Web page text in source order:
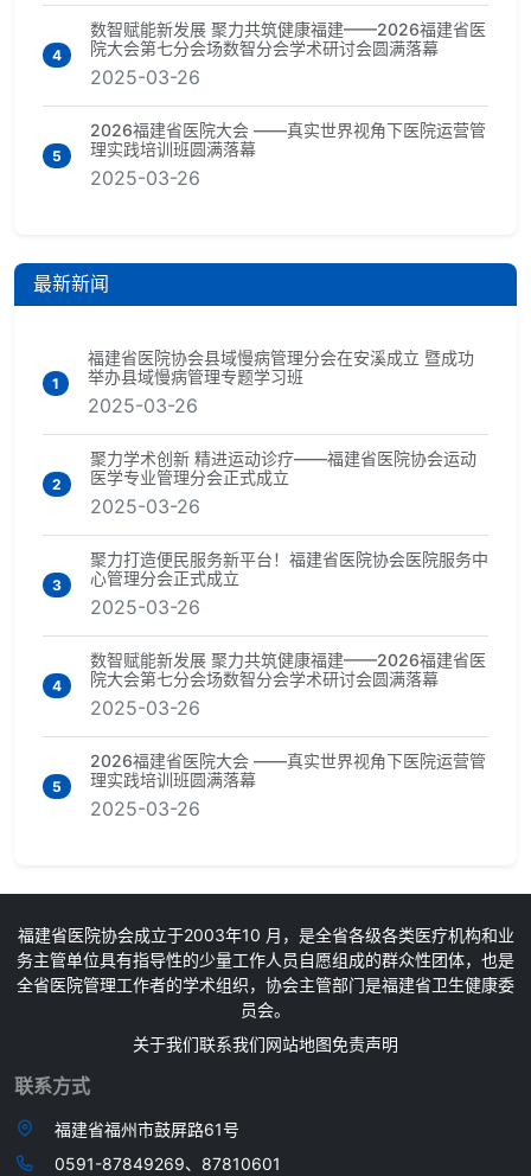
4
数智赋能新发展 聚力共筑健康福建——2026福建省医
院大会第七分会场数智分会学术研讨会圆满落幕
2025-03-26
5
2026福建省医院大会 ——真实世界视角下医院运营管
理实践培训班圆满落幕
2025-03-26
最新新闻
1
福建省医院协会县域慢病管理分会在安溪成立 暨成功
举办县域慢病管理专题学习班
2025-03-26
2
聚力学术创新 精进运动诊疗——福建省医院协会运动
医学专业管理分会正式成立
2025-03-26
3
聚力打造便民服务新平台！福建省医院协会医院服务中
心管理分会正式成立
2025-03-26
4
数智赋能新发展 聚力共筑健康福建——2026福建省医
院大会第七分会场数智分会学术研讨会圆满落幕
2025-03-26
5
2026福建省医院大会 ——真实世界视角下医院运营管
理实践培训班圆满落幕
2025-03-26
福建省医院协会成立于2003年10 月，是全省各级各类医疗机构和业
务主管单位具有指导性的少量工作人员自愿组成的群众性团体，也是
全省医院管理工作者的学术组织，协会主管部门是福建省卫生健康委
员会。
关于我们联系我们网站地图免责声明
联系方式
福建省福州市鼓屏路61号
0591-87849269、87810601